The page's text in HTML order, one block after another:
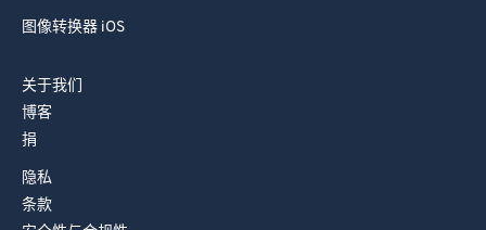
图像转换器 iOS
关于我们
博客
捐
隐私
条款